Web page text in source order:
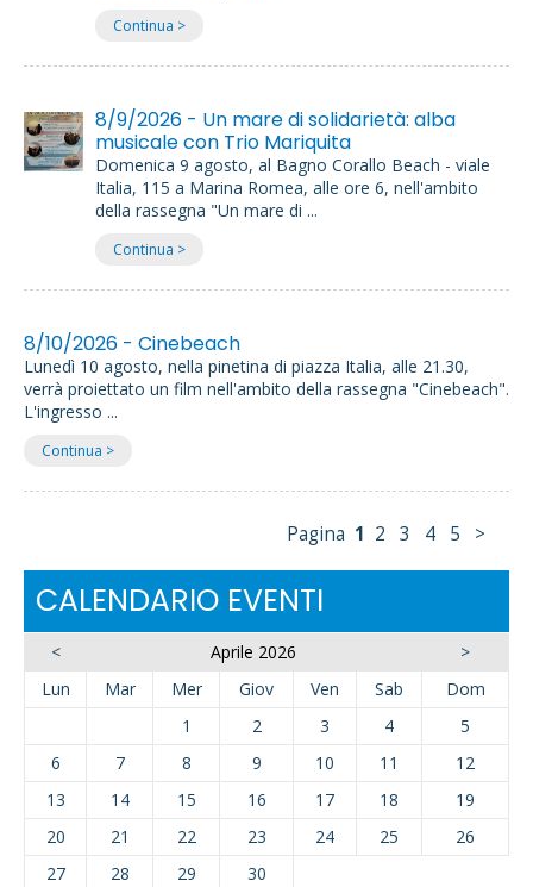
Continua >
8/9/2026 - Un mare di solidarietà: alba
musicale con Trio Mariquita
Domenica 9 agosto, al Bagno Corallo Beach - viale
Italia, 115 a Marina Romea, alle ore 6, nell'ambito
della rassegna "Un mare di ...
Continua >
8/10/2026 - Cinebeach
Lunedì 10 agosto, nella pinetina di piazza Italia, alle 21.30,
verrà proiettato un film nell'ambito della rassegna "Cinebeach".
L'ingresso ...
Continua >
Pagina 1 2 3 4 5 >
CALENDARIO EVENTI
< Aprile 2026
>
Lun
Mar Mer Giov Ven Sab
Dom
1
2 3 4
5
6
7 8 9 10 11
12
13
14 15 16 17 18
19
20
21 22 23 24 25
26
27
28 29
30